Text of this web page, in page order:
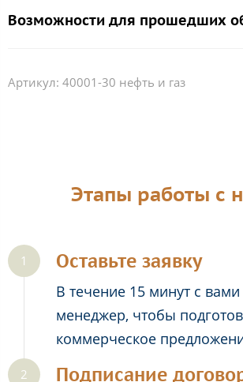
Возможности для прошедших
Артикул: 40001-30 нефть и газ
Этапы работы с
Оставьте заявку
В течение 15 минут с вами
менеджер, чтобы
коммерческое
Подписание